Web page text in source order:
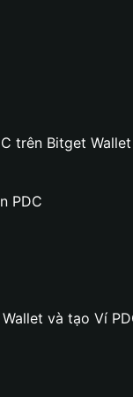
trên Bitget Wallet
PDC
và tạo Ví